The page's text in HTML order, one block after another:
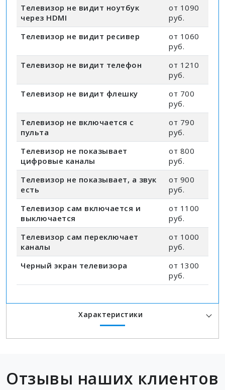
Телевизор не видит ноутбук
через HDMI
от 1090
руб.
Телевизор не видит ресивер
от 1060
руб.
Телевизор не видит телефон
от 1210
руб.
Телевизор не видит флешку
от 700
руб.
Телевизор не включается с
пульта
от 790
руб.
Телевизор не показывает
цифровые каналы
от 800
руб.
Телевизор не показывает, а звук
есть
от 900
руб.
Телевизор сам включается и
выключается
от 1100
руб.
Телевизор сам переключает
каналы
от 1000
руб.
Черный экран телевизора
от 1300
руб.
Характеристики
Отзывы наших клиентов